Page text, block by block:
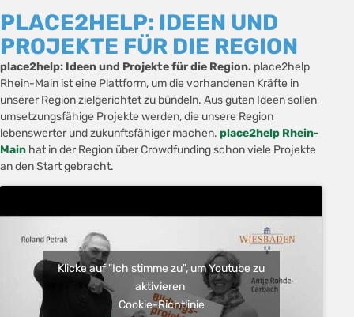
PLACE2HELP: IDEEN UND
PROJEKTE FÜR DIE REGION
place2help: Ideen und Projekte für die Region. place2help
Rhein-Main ist eine Plattform, um die vorhandenen Kräfte in
unserer Region zielgerichtet zu bündeln. Aus guten Ideen sollen
umsetzungsfähige Projekte werden, die unsere Region
lebenswerter und zukunftsfähiger machen. place2help Rhein-
Main hat in der Region über Crowdfunding schon viele Projekte
an den Start gebracht.
Klicke auf "Ich stimme zu", um Youtube zu
aktivieren
Cookie-Richtlinie